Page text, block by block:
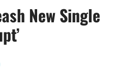
New Single